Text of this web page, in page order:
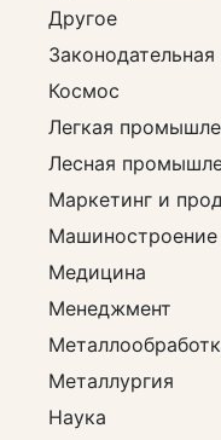
Другое
Законодательная
Космос
Легкая
Лесная
Маркетинг и
Машиностроение
Медицина
Менеджмент
Металлургия
Наука